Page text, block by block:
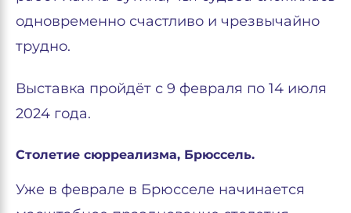
одновременно счастливо и чрезвычайно
трудно.
Выставка пройдёт с 9 февраля по 14 июля
2024 года.
Столетие сюрреализма, Брюссель.
Уже в феврале в Брюсселе начинается